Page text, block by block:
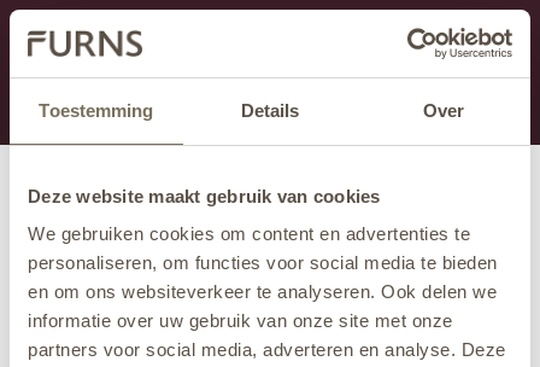
Toestemming Details Over
Deze website maakt gebruik van cookies
We gebruiken cookies om content en advertenties te
personaliseren, om functies voor social media te bieden
en om ons websiteverkeer te analyseren. Ook delen we
informatie over uw gebruik van onze site met onze
partners voor social media, adverteren en analyse. Deze
Dit onderdeel is momenteel in onderhoud.
Als je informatie mist kun je ons bellen +31 413 274
168 of mailen
info@furns.com